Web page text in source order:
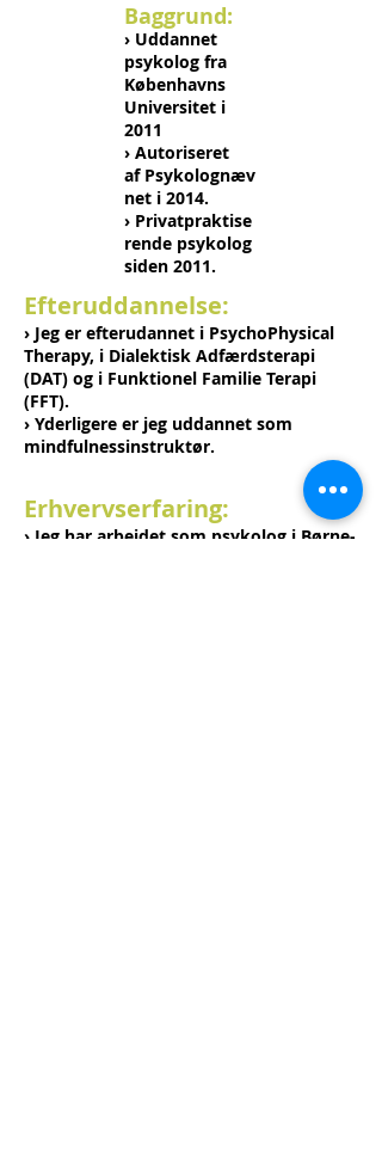
Baggrund:
› Uddannet
psykolog fra
Københavns
Universitet i
2011
› Autoriseret
af Psykolognæv
net i 2014.
› Privatpraktise
rende psykolog
siden 2011.
Efteruddannelse:
› Jeg er efterudannet i PsychoPhysical
Therapy, i Dialektisk Adfærdsterapi
(DAT) og i Funktionel Familie Terapi
(FFT).
› Yderligere er jeg uddannet som
mindfulnessinstruktør.
Erhvervserfaring:
› Jeg har arbejdet som psykolog i Børne-